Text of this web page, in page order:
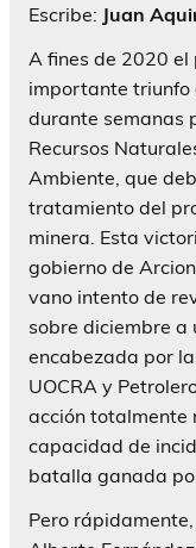
Escribe: Juan
A fines de 2020 el
importante triunfo
durante semanas
Recursos
Ambiente, que
tratamiento del
minera. Esta
gobierno de
vano intento de
sobre diciembre a
encabezada por
UOCRA y
acción totalmente
capacidad de
batalla ganada
Pero